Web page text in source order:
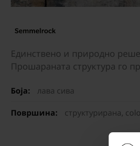
Единствено и природно
Прошараната структура го
Боја: лава сива
Површина: структурирана,